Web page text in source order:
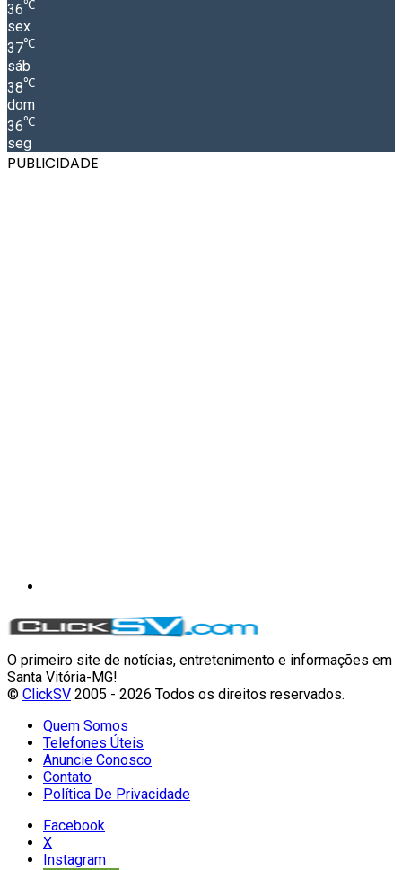
36℃
sex
37℃
sáb
38℃
dom
36℃
seg
PUBLICIDADE
O primeiro site de notícias, entretenimento e informações em
Santa Vitória-MG!
© ClickSV 2005 - 2026 Todos os direitos reservados.
Quem Somos
Telefones Úteis
Anuncie Conosco
Contato
Política De Privacidade
Facebook
X
Instagram